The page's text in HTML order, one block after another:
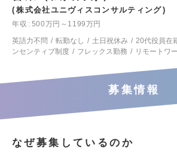
株式会社ユニヴィスコンサルティング
年収
500万円～1199万円
英語力不問
転勤なし 土日祝休み 20代役員在
ンセンティブ制度
フレックス勤務 リモートワ
募集情報
なぜ募集しているのか